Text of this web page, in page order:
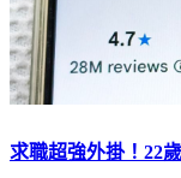
求職超強外掛！22